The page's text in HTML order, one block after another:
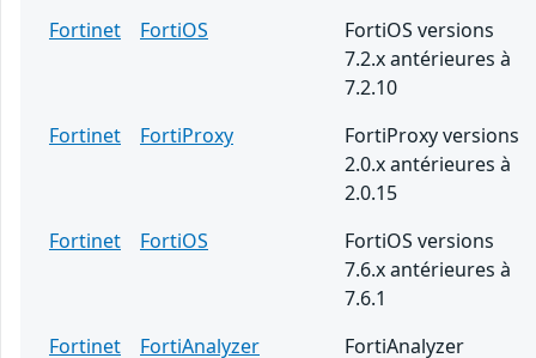
Fortinet FortiOS
FortiOS versions
7.2.x antérieures à
7.2.10
Fortinet
FortiProxy
FortiProxy versions
2.0.x antérieures à
2.0.15
Fortinet
FortiOS
FortiOS versions
7.6.x antérieures à
7.6.1
Fortinet
FortiAnalyzer
FortiAnalyzer